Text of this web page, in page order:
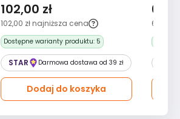
102,00 zł
102,00 zł najniższa cena
Dostępne warianty produktu: 5
STAR Darmowa dostawa od 39 zł
Dodaj do koszyka
64,00 zł